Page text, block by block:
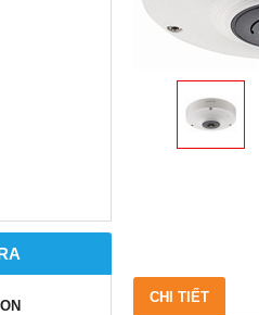
CHI TIẾT